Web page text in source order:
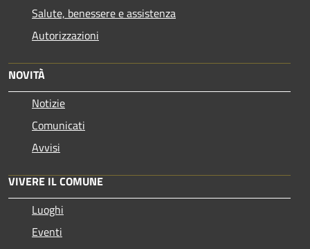
Salute, benessere e assistenza
Autorizzazioni
NOVITÀ
Notizie
Comunicati
Avvisi
VIVERE IL COMUNE
Luoghi
Eventi